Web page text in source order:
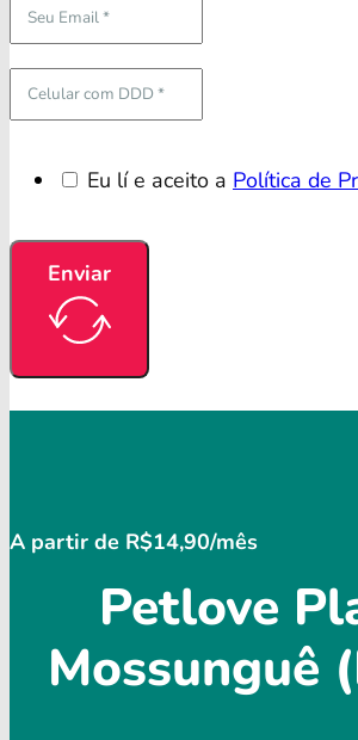
Eu lí e aceito a Política de
Enviar
A partir de R$14,90/mês
Petlove
Mossunguê